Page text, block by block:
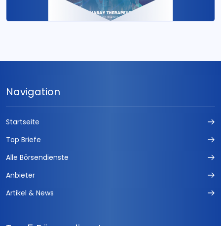
Navigation
Startseite
Top Briefe
Alle Börsendienste
Anbieter
Artikel & News